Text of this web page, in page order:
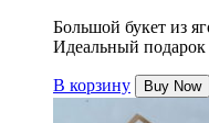
Большой букет из
Идеальный подарок
В корзину Buy Now